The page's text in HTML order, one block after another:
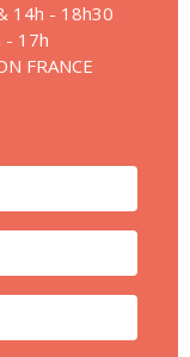
14h - 18h30
- 17h
FRANCE